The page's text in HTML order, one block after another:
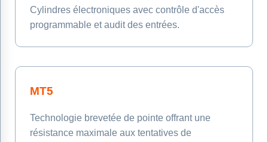
Cylindres électroniques avec contrôle d'accès
programmable et audit des entrées.
MT5
Technologie brevetée de pointe offrant une
résistance maximale aux tentatives de